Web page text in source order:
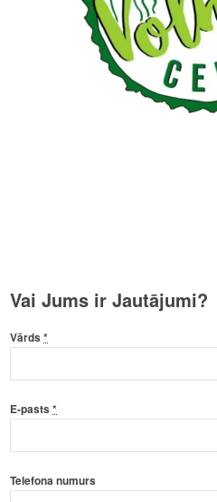
Vai Jums ir Jautājumi?
Vārds*
E-pasts*
Telefona numurs